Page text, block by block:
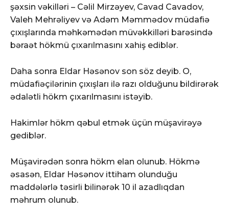
şəxsin vəkilləri – Cəlil Mirzəyev, Cavad Cavadov,
Valeh Mehrəliyev və Adəm Məmmədov müdafiə
çıxışlarında məhkəmədən müvəkkilləri barəsində
bəraət hökmü çıxarılmasını xahiş ediblər.
Daha sonra Eldar Həsənov son söz deyib. O,
müdafiəçilərinin çıxışları ilə razı olduğunu bildirərək
ədalətli hökm çıxarılmasını istəyib.
Hakimlər hökm qəbul etmək üçün müşavirəyə
gediblər.
Müşavirədən sonra hökm elan olunub. Hökmə
əsasən, Eldar Həsənov ittiham olunduğu
maddələrlə təsirli bilinərək 10 il azadlıqdan
məhrum olunub.